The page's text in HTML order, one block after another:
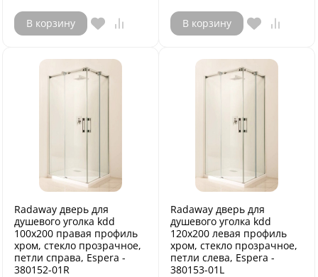
В корзину В корзину
Radaway дверь для
душевого уголка kdd
100x200 правая профиль
хром, стекло прозрачное,
петли справа, Espera -
380152-01R
Radaway дверь для
душевого уголка kdd
120x200 левая профиль
хром, стекло прозрачное,
петли слева, Espera -
380153-01L